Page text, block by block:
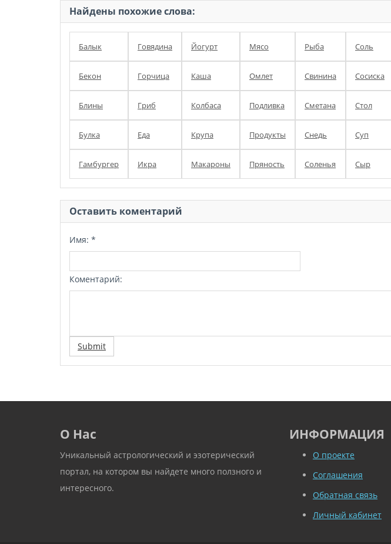
Найдены похожие слова:
Балык Говядина Йогурт Мясо Рыба Соль
Бекон Горчица Каша Омлет Свинина Сосиска
Блины Гриб Колбаса Подливка Сметана Стол
Булка Еда Крупа Продукты Снедь Суп
Гамбургер Икра Макароны Пряность Соленья Сыр
Оставить коментарий
Имя: *
Коментарий:
Submit
О Нас
Уникальный астрологический и эзотерический
портал, на котором вы найдете много ползного и
интересного.
ИНФОРМАЦИЯ
О проекте
Соглашения
Обратная связь
Личный кабинет